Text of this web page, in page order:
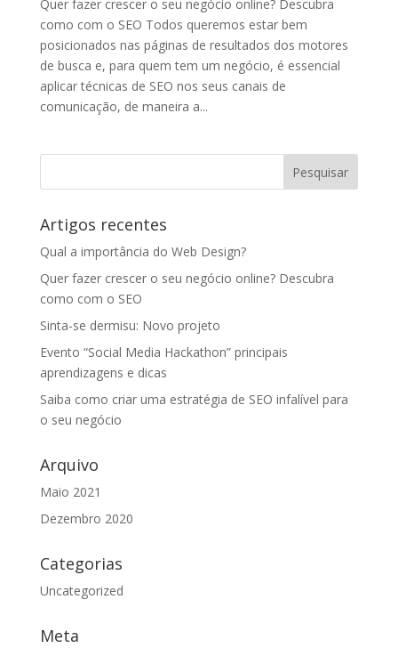
Quer fazer crescer o seu negócio online? Descubra
como com o SEO Todos queremos estar bem
posicionados nas páginas de resultados dos motores
de busca e, para quem tem um negócio, é essencial
aplicar técnicas de SEO nos seus canais de
comunicação, de maneira a...
Artigos recentes
Qual a importância do Web Design?
Quer fazer crescer o seu negócio online? Descubra
como com o SEO
Sinta-se dermisu: Novo projeto
Evento “Social Media Hackathon” principais
aprendizagens e dicas
Saiba como criar uma estratégia de SEO infalível para
o seu negócio
Arquivo
Maio 2021
Dezembro 2020
Categorias
Uncategorized
Meta